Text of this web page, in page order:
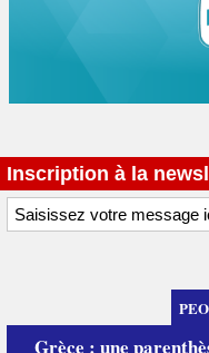
Inscription à la
Grèce : une